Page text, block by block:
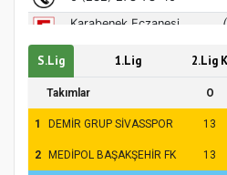
Hz.
S.Lig 1.Lig 2.Lig
Takımlar O
1 DEMİR GRUP SİVASSPOR 13
2 MEDİPOL BAŞAKŞEHİR FK 13